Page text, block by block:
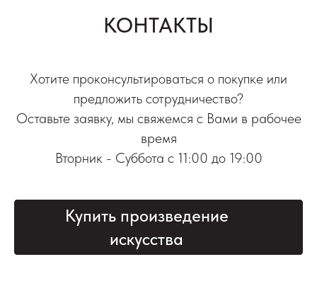
КОНТАКТЫ
Хотите проконсультироваться о покупке или
предложить сотрудничество?
Оставьте заявку, мы свяжемся с Вами в рабочее
время
Вторник - Суббота с 11:00 до 19:00
Купить произведение
искусства